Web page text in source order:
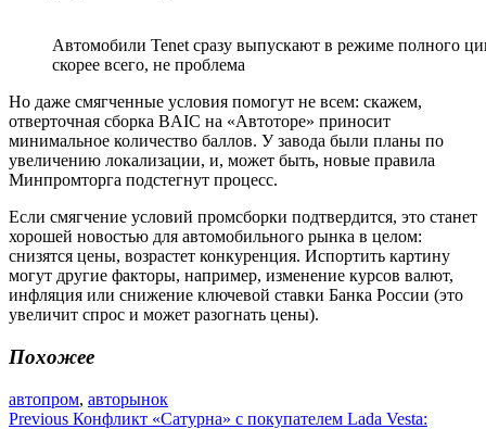
Автомобили Tenet сразу выпускают в режиме полного
скорее всего, не проблема
Но даже смягченные условия помогут не всем: скажем,
отверточная сборка BAIC на «Автоторе» приносит
минимальное количество баллов. У завода были планы по
увеличению локализации, и, может быть, новые правила
Минпромторга подстегнут процесс.
Если смягчение условий промсборки подтвердится, это станет
хорошей новостью для автомобильного рынка в целом:
снизятся цены, возрастет конкуренция. Испортить картину
могут другие факторы, например, изменение курсов валют,
инфляция или снижение ключевой ставки Банка России (это
увеличит спрос и может разогнать цены).
Похожее
автопром, авторынок
Навигация
Previous Конфликт «Сатурна» с покупателем Lada Vesta: